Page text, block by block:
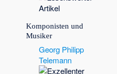
Komponisten und
Musiker
Georg Philipp
Telemann